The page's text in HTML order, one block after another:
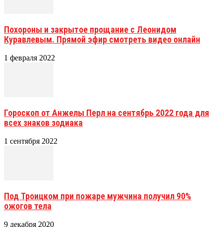
Похороны и закрытое прощание с Леонидом
Куравлевым. Прямой эфир смотреть видео онлайн
1 февраля 2022
Гороскоп от Анжелы Перл на сентябрь 2022 года для
всех знаков зодиака
1 сентября 2022
Под Троицком при пожаре мужчина получил 90%
ожогов тела
9 декабря 2020